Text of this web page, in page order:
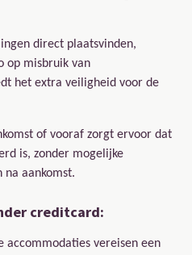
direct plaatsvinden,
op misbruik van
het extra veiligheid voor de
of vooraf zorgt ervoor dat
is, zonder mogelijke
aankomst.
creditcard:
accommodaties vereisen een